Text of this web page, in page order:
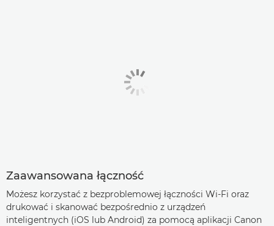
Zaawansowana łączność
Możesz korzystać z bezproblemowej łączności Wi-Fi oraz
drukować i skanować bezpośrednio z urządzeń
inteligentnych (iOS lub Android) za pomocą aplikacji Canon